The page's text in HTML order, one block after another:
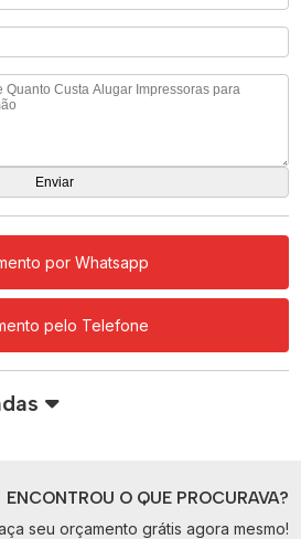
por Whatsapp
pelo Telefone
ENCONTROU O QUE PROCURAVA?
seu orçamento grátis agora mesmo!